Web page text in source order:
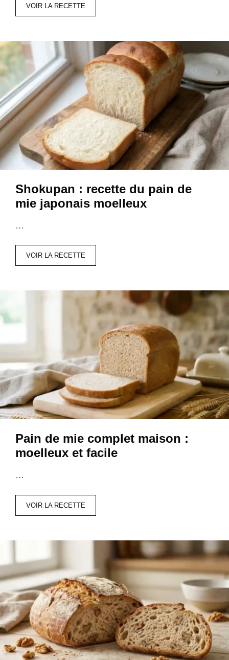
VOIR LA RECETTE
Shokupan : recette du pain de
mie japonais moelleux
…
VOIR LA RECETTE
Pain de mie complet maison :
moelleux et facile
…
VOIR LA RECETTE